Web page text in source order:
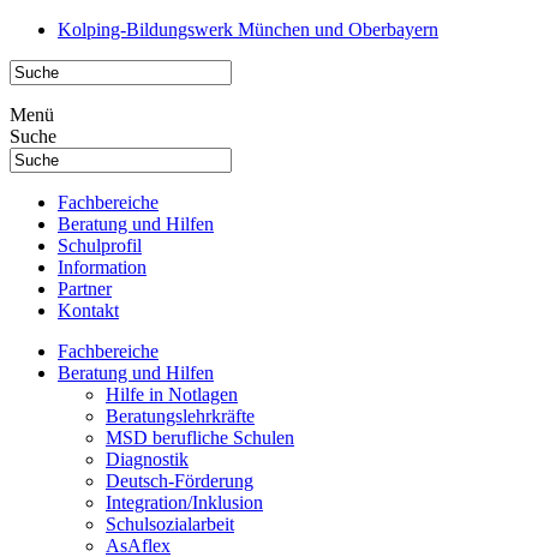
Kolping-Bildungswerk München und Oberbayern
Menü
Suche
Fachbereiche
Beratung und Hilfen
Schulprofil
Information
Partner
Kontakt
Fachbereiche
Beratung und Hilfen
Hilfe in Notlagen
Beratungslehrkräfte
MSD berufliche Schulen
Diagnostik
Deutsch-Förderung
Integration/Inklusion
Schulsozialarbeit
AsAflex